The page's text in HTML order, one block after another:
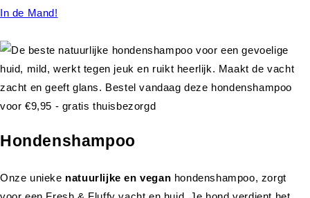
In de Mand!
Hondenshampoo
Onze unieke natuurlijke en vegan hondenshampoo, zorgt